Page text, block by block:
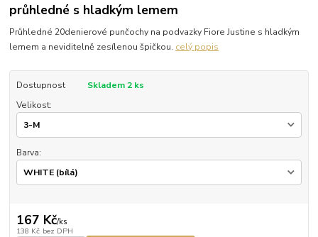
průhledné s hladkým lemem
Průhledné 20denierové punčochy na podvazky Fiore Justine s hladkým
lemem a neviditelně zesílenou špičkou. celý popis
Dostupnost
Skladem 2 ks
Velikost:
Barva:
167 Kč/ks
138 Kč bez DPH